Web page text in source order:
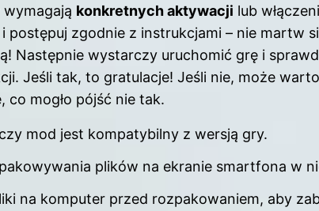
konkretnych aktywacji lub
postępuj zgodnie z instrukcjami – nie martw
Następnie wystarczy uruchomić grę i
Jeśli tak, to gratulacje! Jeśli nie, może
co mogło pójść nie tak.
mod jest kompatybilny z wersją gry.
plików na ekranie smartfona w
na komputer przed rozpakowaniem, aby